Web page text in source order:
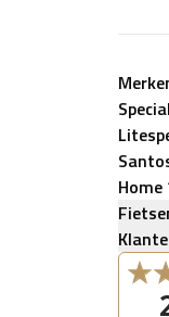
Home